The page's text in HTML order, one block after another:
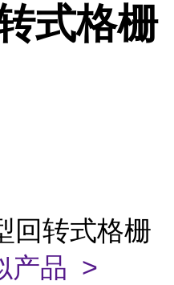
式格栅
回转式格栅
产品 >